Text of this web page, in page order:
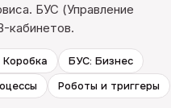
БУС (Управление
кабинетов.
БУС: Бизнес
Роботы и триггеры